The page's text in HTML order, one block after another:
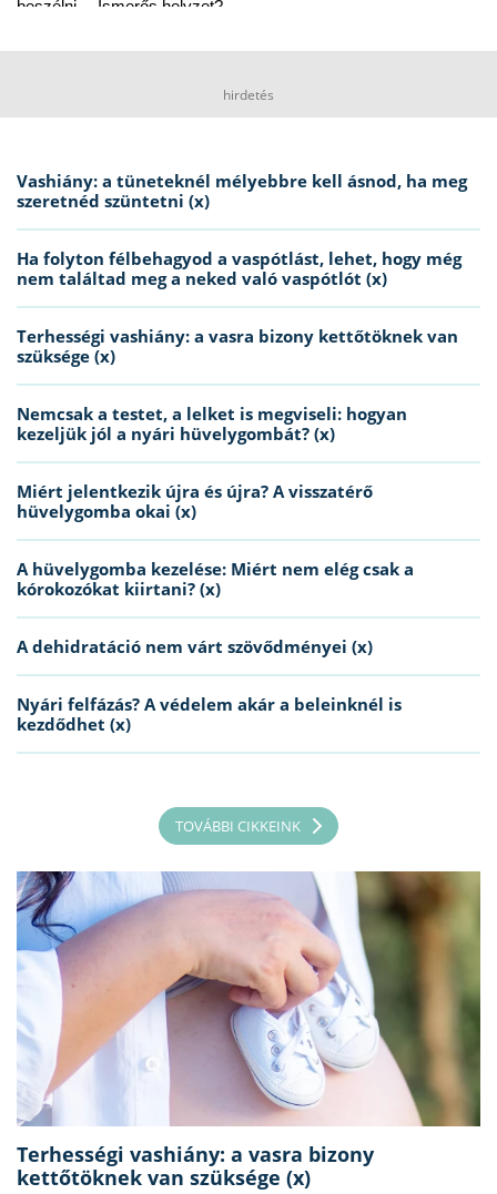
beszélni… Ismerős helyzet?
hirdetés
Vashiány: a tüneteknél mélyebbre kell ásnod, ha meg
szeretnéd szüntetni (x)
Ha folyton félbehagyod a vaspótlást, lehet, hogy még
nem találtad meg a neked való vaspótlót (x)
Terhességi vashiány: a vasra bizony kettőtöknek van
szüksége (x)
Nemcsak a testet, a lelket is megviseli: hogyan
kezeljük jól a nyári hüvelygombát? (x)
Miért jelentkezik újra és újra? A visszatérő
hüvelygomba okai (x)
A hüvelygomba kezelése: Miért nem elég csak a
kórokozókat kiirtani? (x)
A dehidratáció nem várt szövődményei (x)
Nyári felfázás? A védelem akár a beleinknél is
kezdődhet (x)
TOVÁBBI CIKKEINK
Terhességi vashiány: a vasra bizony
kettőtöknek van szüksége (x)